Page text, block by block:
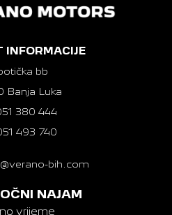
INFORMACIJE
bb
Banja Luka
380 444
493 740
bih.com
NAJAM
vrijeme